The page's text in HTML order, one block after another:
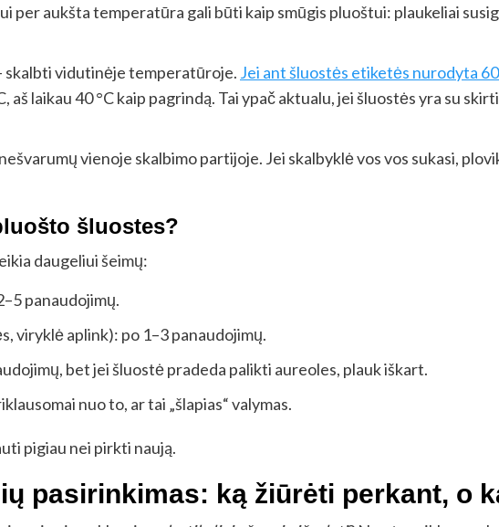
per aukšta temperatūra gali būti kaip smūgis pluoštui: plaukeliai
skalbti vidutinėje temperatūroje. Jei ant šluostės etiketės nurodyta 60
aš laikau 40 °C kaip pagrindą. Tai ypač aktualu, jei šluostės yra su
vienoje skalbimo partijoje. Jei skalbyklė vos vos sukasi,
šluostes?
daugeliui šeimų:
panaudojimų.
viryklė aplink): po 1–3 panaudojimų.
bet jei šluostė pradeda palikti aureoles, plauk iškart.
nuo to, ar tai „šlapias“ valymas.
pigiau nei pirkti naują.
pasirinkimas: ką žiūrėti perkant, o